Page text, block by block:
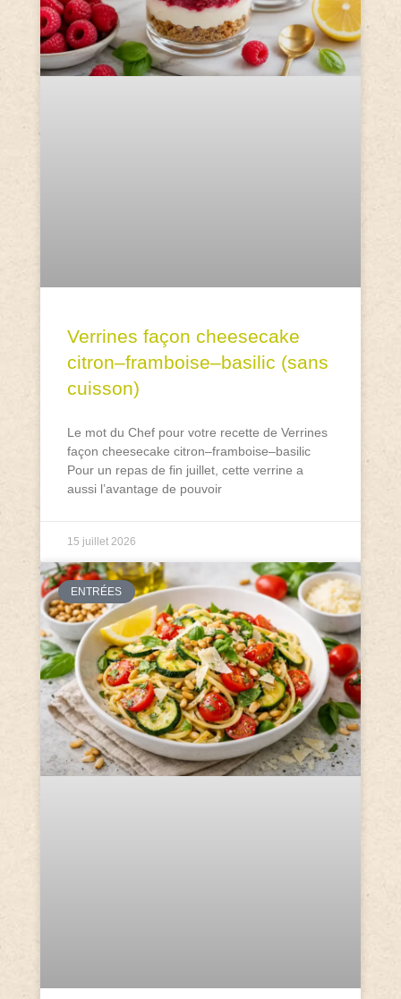
Verrines façon cheesecake
citron–framboise–basilic (sans
cuisson)
Le mot du Chef pour votre recette de Verrines
façon cheesecake citron–framboise–basilic
Pour un repas de fin juillet, cette verrine a
aussi l’avantage de pouvoir
15 juillet 2026
ENTRÉES